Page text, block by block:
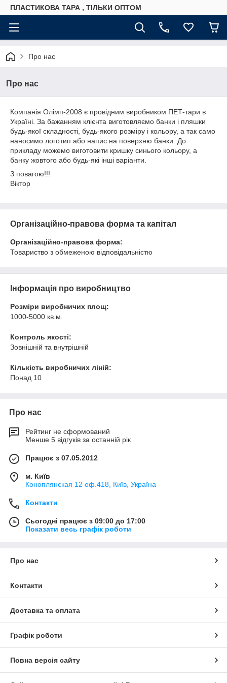
ПЛАСТИКОВА ТАРА , ТІЛЬКИ ОПТОМ
Про нас
Про нас
Компанія Олімп-2008 є провідним виробником ПЕТ-тари в
Україні. За бажанням клієнта виготовляємо банки і пляшки
будь-якої складності, будь-якого розміру і кольору, а так само
наносимо логотип або напис на поверхню банки. До
прикладу можемо виготовити кришку синього кольору, а
банку жовтого або будь-які інші варіанти.
З повагою!!!
Віктор
Організаційно-правова форма та капітал
Організаційно-правова форма:
Товариство з обмеженою відповідальністю
Інформація про виробництво
Розміри виробничих площ:
1000-5000 кв.м.
Контроль якості:
Зовнішній та внутрішній
Кількість виробничих ліній:
Понад 10
Про нас
Рейтинг не сформований
Менше 5 відгуків за останній рік
Працює з 07.05.2012
м. Київ
Коноплянская 12 оф.418, Київ, Україна
Контакти
Сьогодні працює з 09:00 до 17:00
Показати весь графік роботи
Про нас
Контакти
Доставка та оплата
Графік роботи
Повна версія сайту